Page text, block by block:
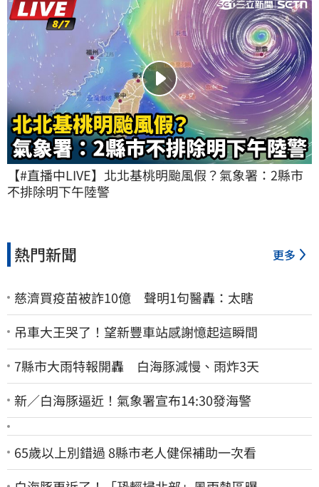
【#直播中LIVE】北北基桃明颱風假？氣象署：2縣市
不排除明下午陸警
熱門新聞 更多
慈濟買疫苗被詐10億 聲明1句醫轟：太瞎
吊車大王哭了！望新豐車站感謝憶起這瞬間
7縣市大雨特報開轟 白海豚減慢、雨炸3天
新／白海豚逼近！氣象署宣布14:30發海警
65歲以上別錯過 8縣市老人健保補助一次看